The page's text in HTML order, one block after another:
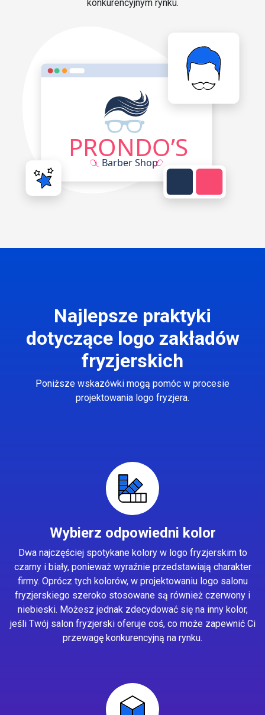
konkurencyjnym rynku.
Najlepsze praktyki
dotyczące logo zakładów
fryzjerskich
Poniższe wskazówki mogą pomóc w procesie
projektowania logo fryzjera.
Wybierz odpowiedni kolor
Dwa najczęściej spotykane kolory w logo fryzjerskim to
czarny i biały, ponieważ wyraźnie przedstawiają charakter
firmy. Oprócz tych kolorów, w projektowaniu logo salonu
fryzjerskiego szeroko stosowane są również czerwony i
niebieski. Możesz jednak zdecydować się na inny kolor,
jeśli Twój salon fryzjerski oferuje coś, co może zapewnić Ci
przewagę konkurencyjną na rynku.